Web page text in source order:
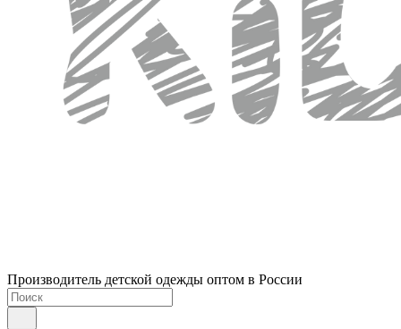
Производитель детской одежды оптом в России